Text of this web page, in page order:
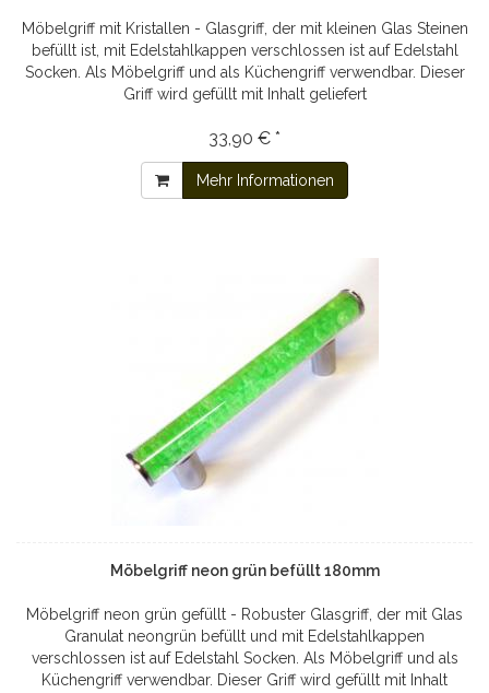
Möbelgriff mit Kristallen - Glasgriff, der mit kleinen Glas Steinen
befüllt ist, mit Edelstahlkappen verschlossen ist auf Edelstahl
Socken. Als Möbelgriff und als Küchengriff verwendbar. Dieser
Griff wird gefüllt mit Inhalt geliefert
33,90 € *
Mehr Informationen
Möbelgriff neon grün befüllt 180mm
Möbelgriff neon grün gefüllt - Robuster Glasgriff, der mit Glas
Granulat neongrün befüllt und mit Edelstahlkappen
verschlossen ist auf Edelstahl Socken. Als Möbelgriff und als
Küchengriff verwendbar. Dieser Griff wird gefüllt mit Inhalt